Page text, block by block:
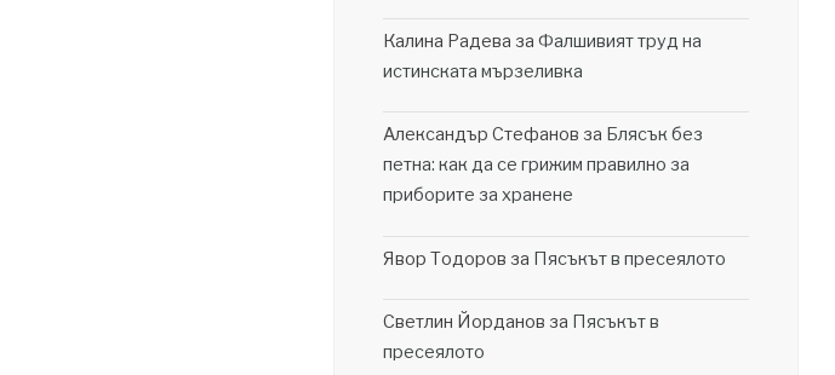
Калина Радева заФалшивият труд на
истинската мързеливка
Александър Стефанов за Блясък без
петна: как да се грижим правилно за
приборите за хранене
Явор Тодоров за Пясъкът в пресеялото
Светлин Йорданов за Пясъкът в
пресеялото